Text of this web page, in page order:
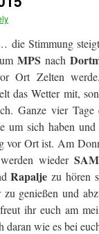
die Stimmung
MPS nach
Ort Zelten
das Wetter mit,
Ganze vier
um sich haben
vor Ort ist. Am
wieder
Rapalje zu hören
genießen und
ihr euch am
daran wie es bei